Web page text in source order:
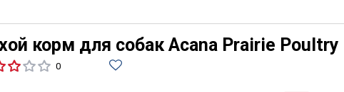
корм для собак Acana Prairie Poultry
0